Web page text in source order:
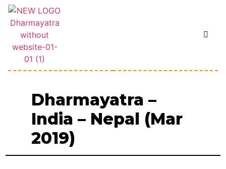
Dharmayatra –
India – Nepal (Mar
2019)